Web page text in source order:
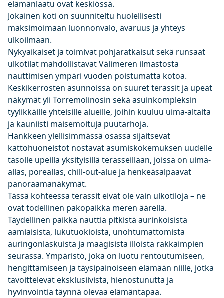
elämänlaatu ovat keskiössä.
Jokainen koti on suunniteltu huolellisesti
maksimoimaan luonnonvalo, avaruus ja yhteys
ulkoilmaan.
Nykyaikaiset ja toimivat pohjaratkaisut sekä runsaat
ulkotilat mahdollistavat Välimeren ilmastosta
nauttimisen ympäri vuoden poistumatta kotoa.
Keskikerrosten asunnoissa on suuret terassit ja upeat
näkymät yli Torremolinosin sekä asuinkompleksin
tyylikkäille yhteisille alueille, joihin kuuluu uima-altaita
ja kauniisti maisemoituja puutarhoja.
Hankkeen ylellisimmässä osassa sijaitsevat
kattohuoneistot nostavat asumiskokemuksen uudelle
tasolle upeilla yksityisillä terasseillaan, joissa on uima-
allas, poreallas, chill-out-alue ja henkeäsalpaavat
panoraamanäkymät.
Tässä kohteessa terassit eivät ole vain ulkotiloja – ne
ovat todellinen pakopaikka meren äärellä.
Täydellinen paikka nauttia pitkistä ‌aurinkoisista
‌aamiaisista, ‌lukutuokioista, ‌unohtumattomista
‌auringonlaskuista ja maagisista illoista rakkaimpien
‌seurassa. ‌Ympäristö, ‌joka on luotu ‌rentoutumiseen,
‌hengittämiseen ‌ja ‌täysipainoiseen elämään ‌niille, ‌jotka
tavoittelevat ‌eksklusiivista, ‌hienostunutta ‌ja
‌hyvinvointia ‌täynnä ‌olevaa ‌elämäntapaa.